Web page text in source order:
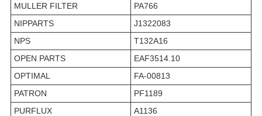
MULLER FILTER
PA766
NIPPARTS
J1322083
NPS
T132A16
OPEN PARTS
EAF3514.10
OPTIMAL
FA-00813
PATRON
PF1189
PURFLUX
A1136